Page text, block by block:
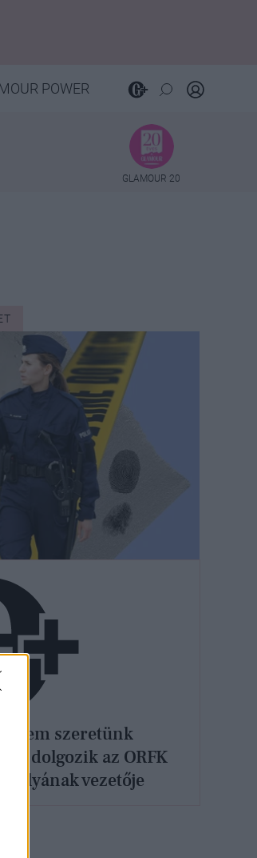
POWER
GLAMOUR 20
nem szeretünk
dolgozik az ORFK
vezetője